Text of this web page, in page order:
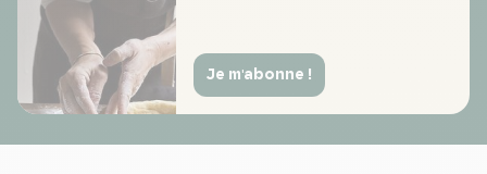
Je m'abonne !